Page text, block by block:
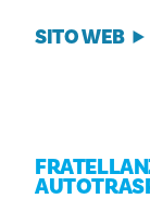
SITO WEB